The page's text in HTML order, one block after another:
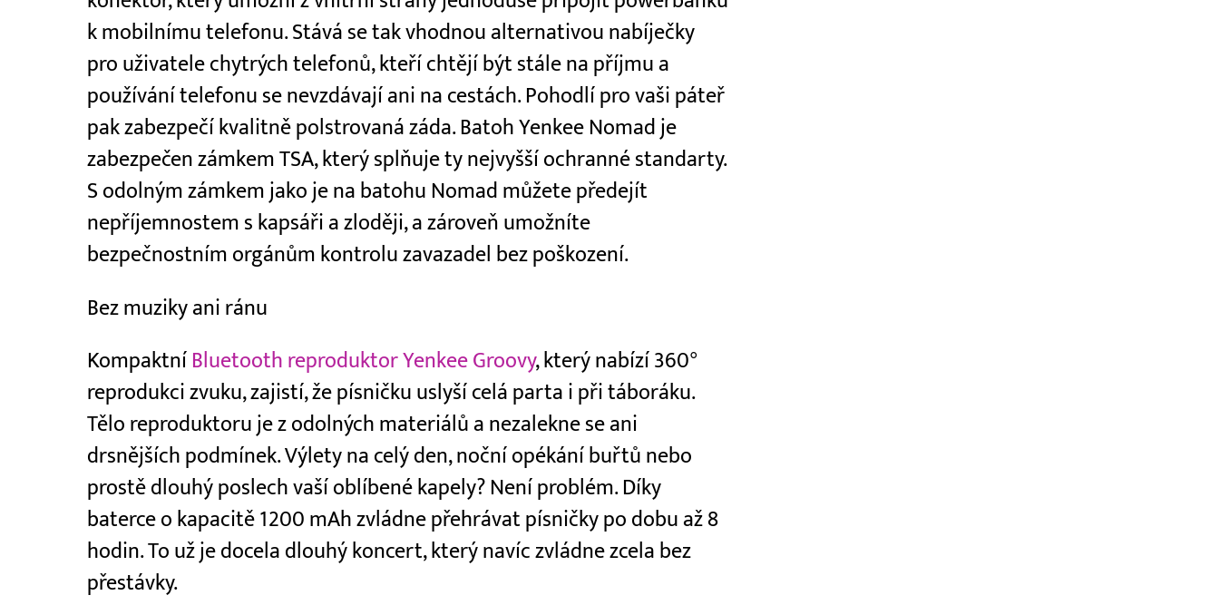
k mobilnímu telefonu. Stává se tak vhodnou alternativou nabíječky
pro uživatele chytrých telefonů, kteří chtějí být stále na příjmu a
používání telefonu se nevzdávají ani na cestách. Pohodlí pro vaši páteř
pak zabezpečí kvalitně polstrovaná záda. Batoh Yenkee Nomad je
zabezpečen zámkem TSA, který splňuje ty nejvyšší ochranné standarty.
S odolným zámkem jako je na batohu Nomad můžete předejít
nepříjemnostem s kapsáři a zloději, a zároveň umožníte
bezpečnostním orgánům kontrolu zavazadel bez poškození.
Bez muziky ani ránu
Kompaktní Bluetooth reproduktor Yenkee Groovy, který nabízí 360°
reprodukci zvuku, zajistí, že písničku uslyší celá parta i při táboráku.
Tělo reproduktoru je z odolných materiálů a nezalekne se ani
drsnějších podmínek. Výlety na celý den, noční opékání buřtů nebo
prostě dlouhý poslech vaší oblíbené kapely? Není problém. Díky
baterce o kapacitě 1200 mAh zvládne přehrávat písničky po dobu až 8
hodin. To už je docela dlouhý koncert, který navíc zvládne zcela bez
přestávky.